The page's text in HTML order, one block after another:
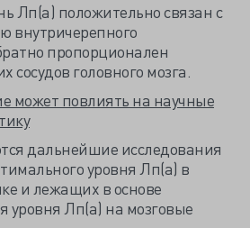
Лп(а) положительно связан с
внутричерепного
пропорционален
головного мозга.
может повлиять на научные
дальнейшие исследования
уровня Лп(а) в
и лежащих в основе
уровня Лп(а) на мозговые